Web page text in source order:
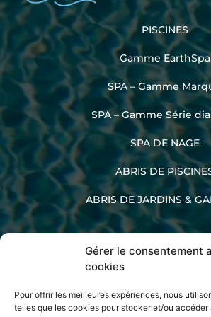
Gérer le consentement
cookies
Pour offrir les meilleures expériences, nous
telles que les cookies pour stocker et/ou accéder
PISCINES
Gamme EarthSpa
SPA – Gamme
SPA – Gamme Série
SPA DE NAGE
ABRIS DE
ABRIS DE JARDINS &
02 33 60 47